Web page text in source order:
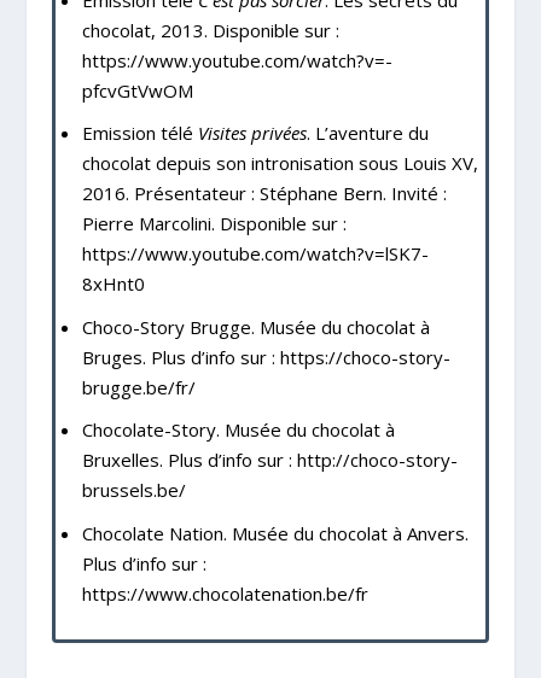
chocolat, 2013. Disponible sur :
https://www.youtube.com/watch?v=-
pfcvGtVwOM
Emission télé Visites privées. L’aventure du
chocolat depuis son intronisation sous Louis XV,
2016. Présentateur : Stéphane Bern. Invité :
Pierre Marcolini. Disponible sur :
https://www.youtube.com/watch?v=lSK7-
8xHnt0
Choco-Story Brugge. Musée du chocolat à
Bruges. Plus d’info sur : https://choco-story-
brugge.be/fr/
Chocolate-Story. Musée du chocolat à
Bruxelles. Plus d’info sur : http://choco-story-
brussels.be/
Chocolate Nation. Musée du chocolat à Anvers.
Plus d’info sur :
https://www.chocolatenation.be/fr